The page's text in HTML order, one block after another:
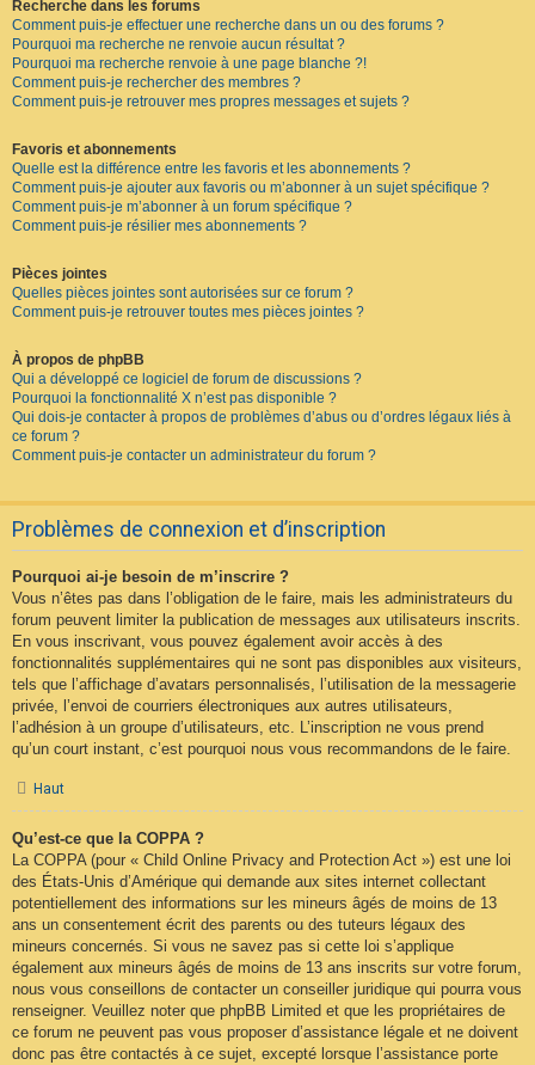
Recherche dans les forums
Comment puis-je effectuer une recherche dans un ou des forums ?
Pourquoi ma recherche ne renvoie aucun résultat ?
Pourquoi ma recherche renvoie à une page blanche ?!
Comment puis-je rechercher des membres ?
Comment puis-je retrouver mes propres messages et sujets ?
Favoris et abonnements
Quelle est la différence entre les favoris et les abonnements ?
Comment puis-je ajouter aux favoris ou m’abonner à un sujet spécifique ?
Comment puis-je m’abonner à un forum spécifique ?
Comment puis-je résilier mes abonnements ?
Pièces jointes
Quelles pièces jointes sont autorisées sur ce forum ?
Comment puis-je retrouver toutes mes pièces jointes ?
À propos de phpBB
Qui a développé ce logiciel de forum de discussions ?
Pourquoi la fonctionnalité X n’est pas disponible ?
Qui dois-je contacter à propos de problèmes d’abus ou d’ordres légaux liés à
ce forum ?
Comment puis-je contacter un administrateur du forum ?
Problèmes de connexion et d’inscription
Pourquoi ai-je besoin de m’inscrire ?
Vous n’êtes pas dans l’obligation de le faire, mais les administrateurs du
forum peuvent limiter la publication de messages aux utilisateurs inscrits.
En vous inscrivant, vous pouvez également avoir accès à des
fonctionnalités supplémentaires qui ne sont pas disponibles aux visiteurs,
tels que l’affichage d’avatars personnalisés, l’utilisation de la messagerie
privée, l’envoi de courriers électroniques aux autres utilisateurs,
l’adhésion à un groupe d’utilisateurs, etc. L’inscription ne vous prend
qu’un court instant, c’est pourquoi nous vous recommandons de le faire.
Haut
Qu’est-ce que la COPPA ?
La COPPA (pour « Child Online Privacy and Protection Act ») est une loi
des États-Unis d’Amérique qui demande aux sites internet collectant
potentiellement des informations sur les mineurs âgés de moins de 13
ans un consentement écrit des parents ou des tuteurs légaux des
mineurs concernés. Si vous ne savez pas si cette loi s’applique
également aux mineurs âgés de moins de 13 ans inscrits sur votre forum,
nous vous conseillons de contacter un conseiller juridique qui pourra vous
renseigner. Veuillez noter que phpBB Limited et que les propriétaires de
ce forum ne peuvent pas vous proposer d’assistance légale et ne doivent
donc pas être contactés à ce sujet, excepté lorsque l’assistance porte